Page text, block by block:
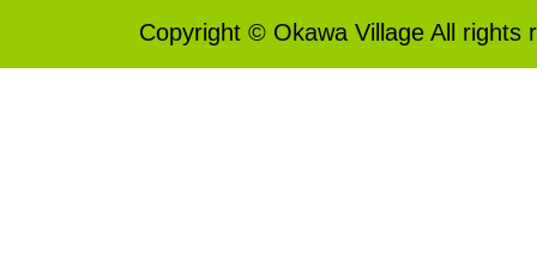
Copyright © Okawa Village All rights